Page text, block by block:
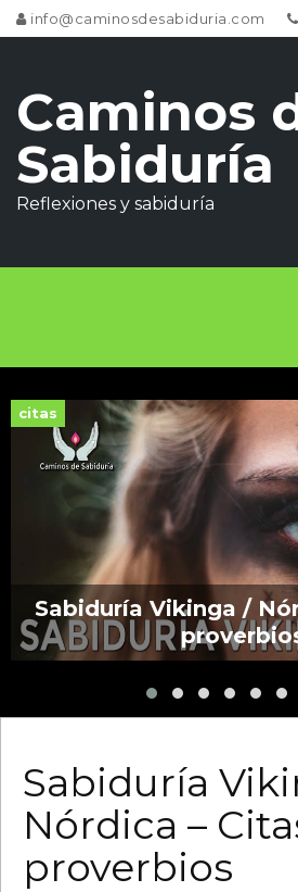
info@caminosdesabiduria.com
Caminos
Sabiduría
Reflexiones y sabiduría
citas
Sabiduría Vikinga /
Sabiduría
Nórdica –
proverbios